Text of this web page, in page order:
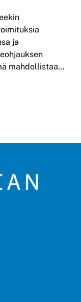
ja
mahdollistaa…